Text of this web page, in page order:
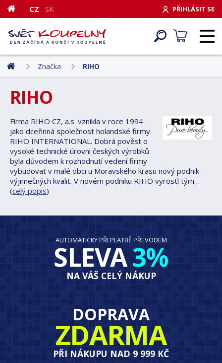
PŘIHLÁSIT SE
CZ SK
Značka RIHO
RIHO
Firma RIHO CZ, a.s. vznikla v roce 1994
jako dceřinná společnost holandské firmy
RIHO INTERNATIONAL. Dobrá pověst o
vysoké technické úrovni českých výrobků
byla důvodem k rozhodnutí vedení firmy
vybudovat v malé obci u Moravského krasu nový podnik
výjimečných kvalit. V novém podniku RIHO vyrostl tým…
(celý popis)
AUTOMATICKY PŘI PLATBĚ PŘEVODEM
SLEVA3%
NA VÁŠ CELÝ NÁKUP
DOPRAVA
ZDARMA
PŘI NÁKUPU NAD 9 999 KČ